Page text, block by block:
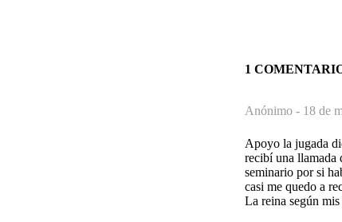
1
Anónimo - 18 de
Apoyo la jugada
recibí una llamada
seminario por si
casi me quedo a
La reina según